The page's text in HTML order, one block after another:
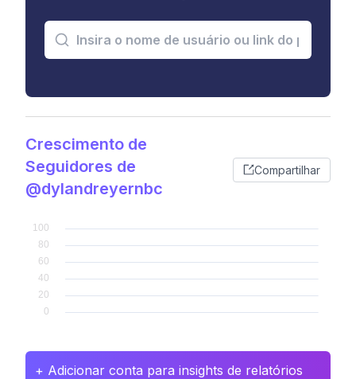
Crescimento de
Seguidores de
@dylandreyernbc
Compartilhar
+ Adicionar conta para insights de relatórios